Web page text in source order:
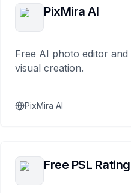
PixMira AI
Free AI photo editor
visual creation.
PixMira AI
Free PSL Rating